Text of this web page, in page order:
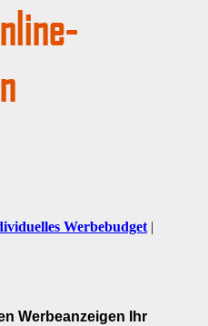
Werbebudget|
Werbeanzeigen Ihr